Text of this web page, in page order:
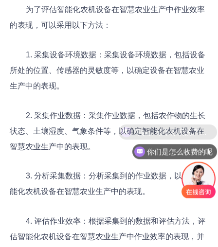
为了评估智能化农机设备在智慧农业生产中作业效率
的表现，可以采用以下方法：
1. 采集设备环境数据：采集设备环境数据，包括设备
所处的位置、传感器的灵敏度等，以确定设备在智慧农业
生产中的表现。
2. 采集作业数据：采集作业数据，包括农作物的生长
状态、土壤湿度、气象条件等，以确定智能化农机设备在
智慧农业生产中的表现。
3. 分析采集数据：分析采集到的作业数据，以确定智
能化农机设备在智慧农业生产中的表现。
4. 评估作业效率：根据采集到的数据和评估方法，评
估智能化农机设备在智慧农业生产中作业效率的表现，并
你们是怎么收费的呢